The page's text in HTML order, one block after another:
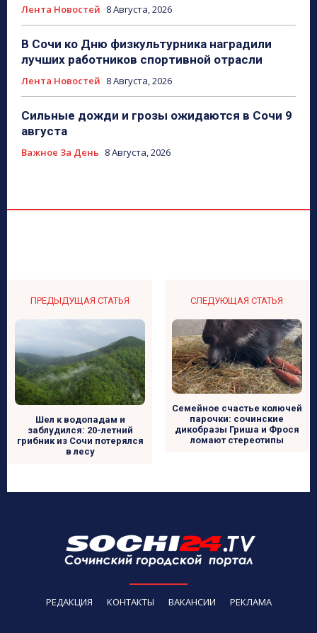
Лента Новостей 8 Августа, 2026
В Сочи ко Дню физкультурника наградили
лучших работников спортивной отрасли
Лента Новостей 8 Августа, 2026
Сильные дожди и грозы ожидаются в Сочи 9
августа
Важное За День 8 Августа, 2026
ПРЕДЫДУЩАЯ СТАТЬЯ
Шел к водопадам и
заблудился: 20-летний
грибник из Сочи потерялся
в лесу
СЛЕДУЮЩАЯ СТАТЬЯ
Семейное счастье колючей
парочки: сочинские
дикобразы Гриша и Фрося
ломают стереотипы
РЕДАКЦИЯ КОНТАКТЫ ВАКАНСИИ РЕКЛАМА